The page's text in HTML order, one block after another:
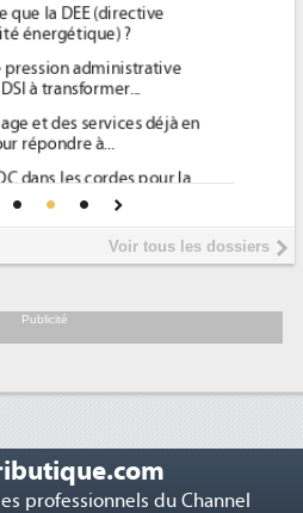
que la DEE (directive
énergétique) ?
pression administrative
à transformer...
et des services déjà en
répondre à...
dans les cordes pour la
de Fabrice Coquio,
de Digital Realty...Voir tous les dossiers
Publicité
professionnels du Channel